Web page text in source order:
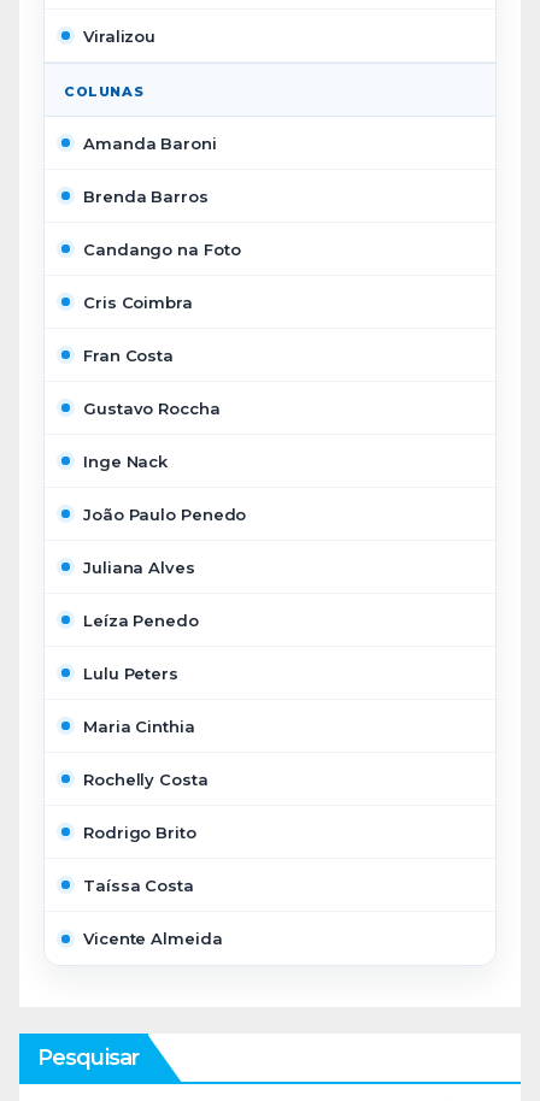
Viralizou
COLUNAS
Amanda Baroni
Brenda Barros
Candango na Foto
Cris Coimbra
Fran Costa
Gustavo Roccha
Inge Nack
João Paulo Penedo
Juliana Alves
Leíza Penedo
Lulu Peters
Maria Cinthia
Rochelly Costa
Rodrigo Brito
Taíssa Costa
Vicente Almeida
Pesquisar